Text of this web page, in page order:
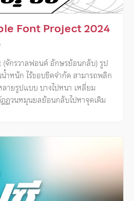
Font Project 2024
จักรวาลฟอนต์ อักษรย้อนกลับ) รูป
หนัก ไร้ขอบขีดจำกัด สามารถพลิก
ายรูปแบบ บางไปหนา เหลี่ยม
ฎวนหมุนยลย้อนกลับไปหาจุดเดิม